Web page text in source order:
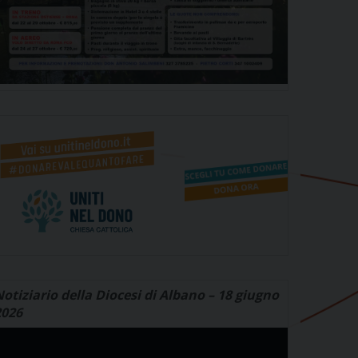
della Diocesi di Albano – 18 giugno